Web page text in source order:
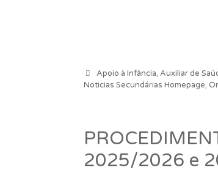
Categorias
Apoio à Infância, Auxiliar de
Noticias Secundárias Homepage,
2025/2026 e